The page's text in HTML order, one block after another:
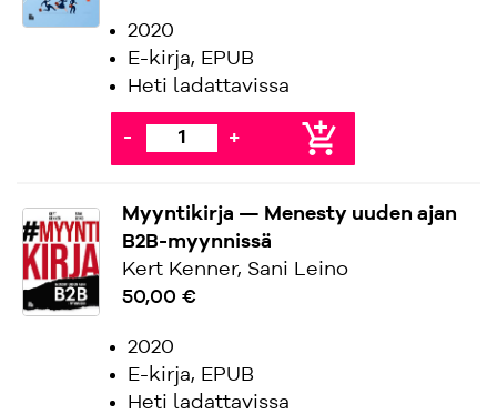
2020
E-kirja, EPUB
Heti ladattavissa
- + add_shopping_cart
Myyntikirja — Menesty uuden ajan
B2B-myynnissä
Kert Kenner, Sani Leino
50,00 €
2020
E-kirja, EPUB
Heti ladattavissa